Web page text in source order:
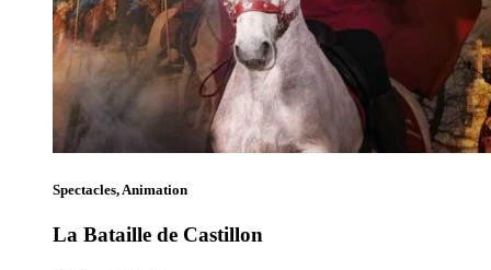
Spectacles, Animation
La Bataille de Castillon